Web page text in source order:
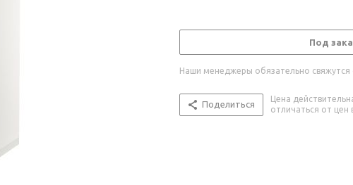
Под
Наши менеджеры обязательно свяжутся
Поделиться
Цена
отличаться от цен